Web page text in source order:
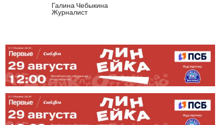
Галина Чебыкина
Журналист